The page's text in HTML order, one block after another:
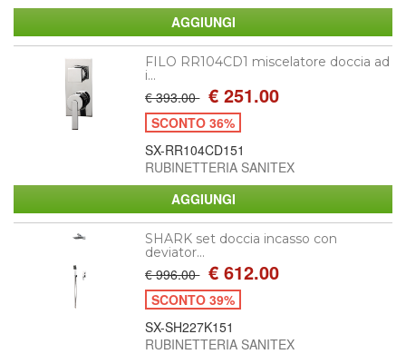
FILO RR104CD1 miscelatore doccia ad
i...
€ 393.00 € 251.00
SCONTO 36%
SX-RR104CD151
RUBINETTERIA SANITEX
SHARK set doccia incasso con
deviator...
€ 996.00 € 612.00
SCONTO 39%
SX-SH227K151
RUBINETTERIA SANITEX